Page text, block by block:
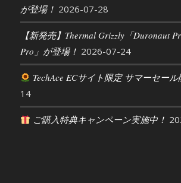
が登場！ 2026-07-28
【新発売】Thermal Grizzly「Duronaut
Pro」が登場！ 2026-07-24
TechAce ECサイト限定 サマーセール
14
ご購入特典キャンペーン実施中！